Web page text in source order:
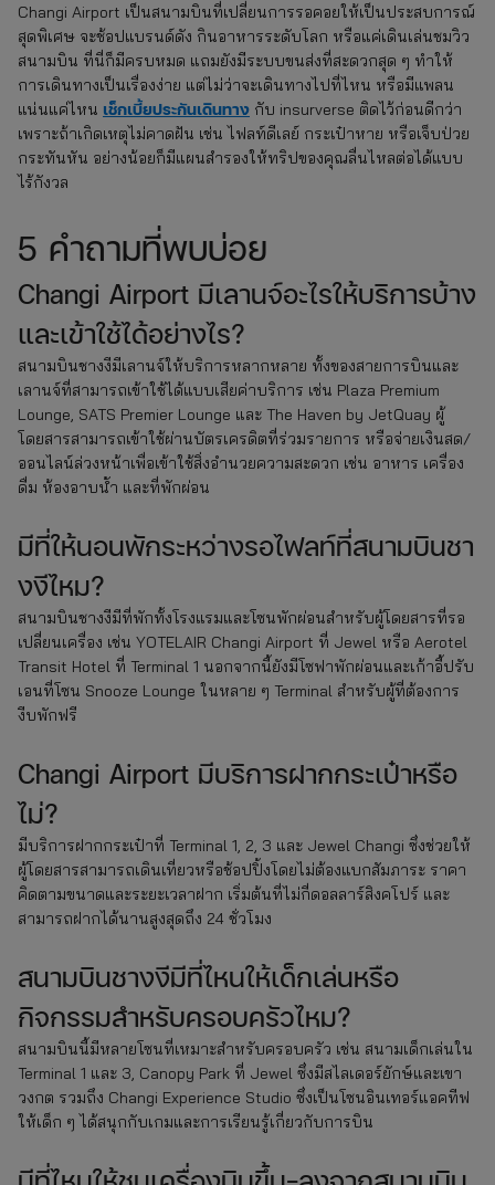
Changi Airport เป็นสนามบินที่เปลี่ยนการรอคอยให้เป็นประสบการณ์
สุดพิเศษ จะช้อปแบรนด์ดัง กินอาหารระดับโลก หรือแค่เดินเล่นชมวิว
สนามบิน ที่นี่ก็มีครบหมด แถมยังมีระบบขนส่งที่สะดวกสุด ๆ ทำให้
การเดินทางเป็นเรื่องง่าย แต่ไม่ว่าจะเดินทางไปที่ไหน หรือมีแพลน
แน่นแค่ไหน เช็กเบี้ยประกันเดินทาง กับ insurverse ติดไว้ก่อนดีกว่า
เพราะถ้าเกิดเหตุไม่คาดฝัน เช่น ไฟลท์ดีเลย์ กระเป๋าหาย หรือเจ็บป่วย
กระทันหัน อย่างน้อยก็มีแผนสำรองให้ทริปของคุณลื่นไหลต่อได้แบบ
ไร้กังวล
5 คำถามที่พบบ่อย
Changi Airport มีเลานจ์อะไรให้บริการบ้าง
และเข้าใช้ได้อย่างไร?
สนามบินชางงีมีเลานจ์ให้บริการหลากหลาย ทั้งของสายการบินและ
เลานจ์ที่สามารถเข้าใช้ได้แบบเสียค่าบริการ เช่น Plaza Premium
Lounge, SATS Premier Lounge และ The Haven by JetQuay ผู้
โดยสารสามารถเข้าใช้ผ่านบัตรเครดิตที่ร่วมรายการ หรือจ่ายเงินสด/
ออนไลน์ล่วงหน้าเพื่อเข้าใช้สิ่งอำนวยความสะดวก เช่น อาหาร เครื่อง
ดื่ม ห้องอาบน้ำ และที่พักผ่อน
มีที่ให้นอนพักระหว่างรอไฟลท์ที่สนามบินชา
งงีไหม?
สนามบินชางงีมีที่พักทั้งโรงแรมและโซนพักผ่อนสำหรับผู้โดยสารที่รอ
เปลี่ยนเครื่อง เช่น YOTELAIR Changi Airport ที่ Jewel หรือ Aerotel
Transit Hotel ที่ Terminal 1 นอกจากนี้ยังมีโซฟาพักผ่อนและเก้าอี้ปรับ
เอนที่โซน Snooze Lounge ในหลาย ๆ Terminal สำหรับผู้ที่ต้องการ
งีบพักฟรี
Changi Airport มีบริการฝากกระเป๋าหรือ
ไม่?
มีบริการฝากกระเป๋าที่ Terminal 1, 2, 3 และ Jewel Changi ซึ่งช่วยให้
ผู้โดยสารสามารถเดินเที่ยวหรือช้อปปิ้งโดยไม่ต้องแบกสัมภาระ ราคา
คิดตามขนาดและระยะเวลาฝาก เริ่มต้นที่ไม่กี่ดอลลาร์สิงคโปร์ และ
สามารถฝากได้นานสูงสุดถึง 24 ชั่วโมง
สนามบินชางงีมีที่ไหนให้เด็กเล่นหรือ
กิจกรรมสำหรับครอบครัวไหม?
สนามบินนี้มีหลายโซนที่เหมาะสำหรับครอบครัว เช่น สนามเด็กเล่นใน
Terminal 1 และ 3, Canopy Park ที่ Jewel ซึ่งมีสไลเดอร์ยักษ์และเขา
วงกต รวมถึง Changi Experience Studio ซึ่งเป็นโซนอินเทอร์แอคทีฟ
ให้เด็ก ๆ ได้สนุกกับเกมและการเรียนรู้เกี่ยวกับการบิน